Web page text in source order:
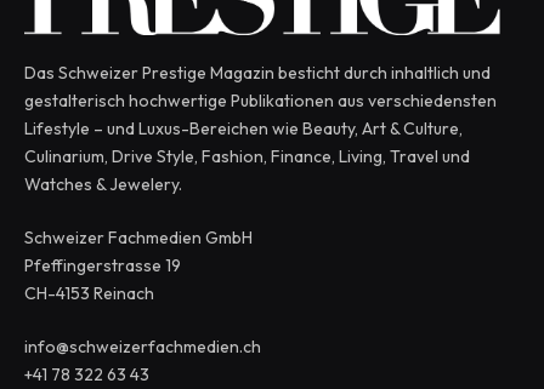
Das Schweizer Prestige Magazin besticht durch inhaltlich und
gestalterisch hochwertige Publikationen aus verschiedensten
Lifestyle – und Luxus-Bereichen wie Beauty, Art & Culture,
Culinarium, Drive Style, Fashion, Finance, Living, Travel und
Watches & Jewelery.
Schweizer Fachmedien GmbH
Pfeffingerstrasse 19
CH-4153 Reinach
info@schweizerfachmedien.ch
+41 78 322 63 43